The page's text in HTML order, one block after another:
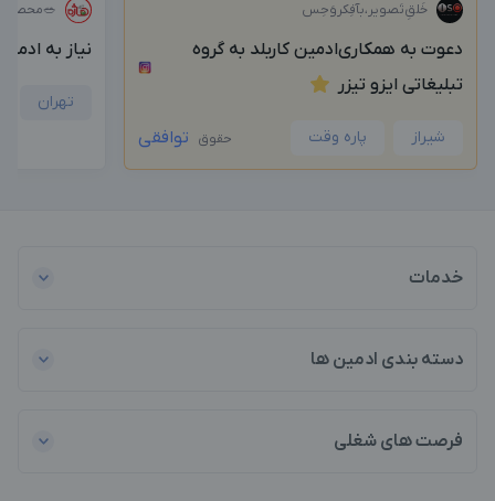
خَلق‌ِتَصویر،بآفِکروَحِس
دعوت به همکاری‌ادمین کاربلد به گروه
تبلیغاتی ایزو تیزر
شیراز پاره وقت حقوق توافقی
نیاز به
تهران
خدمات
دسته بندی ادمین ها
فرصت های شغلی